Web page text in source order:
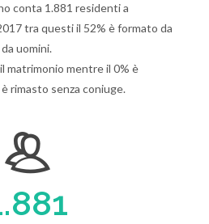
conta 1.881 residenti a
tra questi il 52% è formato da
uomini.
matrimonio mentre il 0% è
rimasto senza coniuge.